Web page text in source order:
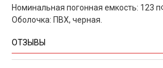
Номинальная погонная емкость: 123
Оболочка: ПВХ, черная.
ОТЗЫВЫ